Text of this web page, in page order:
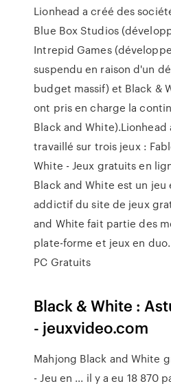
Lionhead a créé des
Blue Box Studios
Intrepid Games
suspendu en raison d'un
budget massif) et Black &
ont pris en charge la
Black and
travaillé sur trois jeux :
White - Jeux gratuits en
Black and White est un
addictif du site de jeux
and White fait partie des
plate-forme et jeux en
PC Gratuits
Black & White :
- jeuxvideo.com
Mahjong Black and White
- Jeu en ... il y a eu 18 870